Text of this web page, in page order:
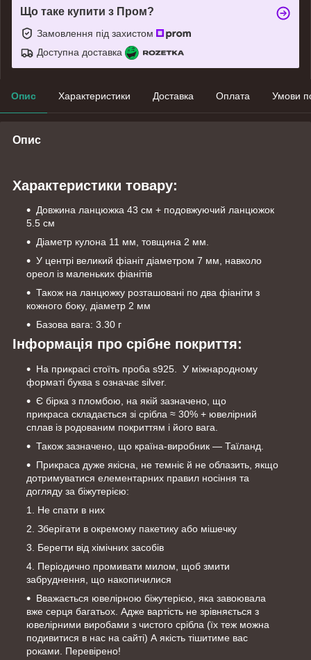
Що таке купити з Пром?
Замовлення під захистом
Доступна доставка
Опис Характеристики Доставка Оплата Умови
Опис
Характеристики товару:
Довжина ланцюжка 43 см + подовжуючий ланцюжок
5.5 см
Діаметр кулона 11 мм, товщина 2 мм.
У центрі великий фіаніт діаметром 7 мм, навколо
ореол із маленьких фіанітів
Також на ланцюжку розташовані по два фіаніти з
кожного боку, діаметр 2 мм
Базова вага: 3.30 г
Інформація про срібне покриття:
На прикрасі стоїть проба s925. У міжнародному
форматі буква s означає silver.
Є бірка з пломбою, на якій зазначено, що
прикраса складається зі срібла ≈ 30% + ювелірний
сплав із родованим покриттям і його вага.
Також зазначено, що країна-виробник — Таїланд.
Прикраса дуже якісна, не темніє й не облазить, якщо
дотримуватися елементарних правил носіння та
догляду за біжутерією:
Не спати в них
Зберігати в окремому пакетику або мішечку
Берегти від хімічних засобів
Періодично промивати милом, щоб змити
забруднення, що накопичилися
Вважається ювелірною біжутерією, яка завоювала
вже серця багатьох. Адже вартість не зрівняється з
ювелірними виробами з чистого срібла (їх теж можна
подивитися в нас на сайті) А якість тішитиме вас
роками. Перевірено!